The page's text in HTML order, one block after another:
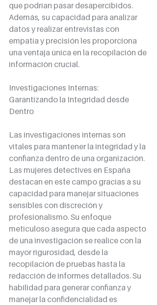
que podrían pasar desapercibidos.
Además, su capacidad para analizar
datos y realizar entrevistas con
empatía y precisión les proporciona
una ventaja única en la recopilación de
información crucial.
Investigaciones Internas:
Garantizando la Integridad desde
Dentro
Las investigaciones internas son
vitales para mantener la integridad y la
confianza dentro de una organización.
Las mujeres detectives en España
destacan en este campo gracias a su
capacidad para manejar situaciones
sensibles con discreción y
profesionalismo. Su enfoque
meticuloso asegura que cada aspecto
de una investigación se realice con la
mayor rigurosidad, desde la
recopilación de pruebas hasta la
redacción de informes detallados. Su
habilidad para generar confianza y
manejar la confidencialidad es